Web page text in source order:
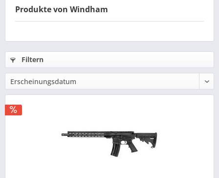
Produkte von Windham
Filtern